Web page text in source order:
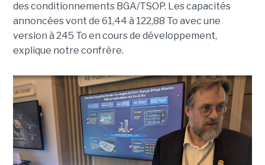
des conditionnements BGA/TSOP. Les capacités
annoncées vont de 61,44 à 122,88 To avec une
version à 245 To en cours de développement,
explique notre confrère.